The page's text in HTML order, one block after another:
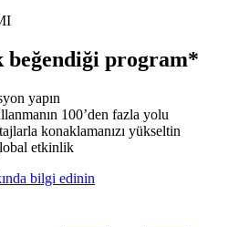
beğendiği program*
yapın
100’den fazla yolu
konaklamanızı yükseltin
etkinlik
bilgi edinin